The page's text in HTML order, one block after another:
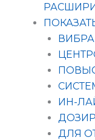
ИН-
ДЛЯ